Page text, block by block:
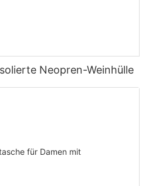
Neopren-Weinhülle